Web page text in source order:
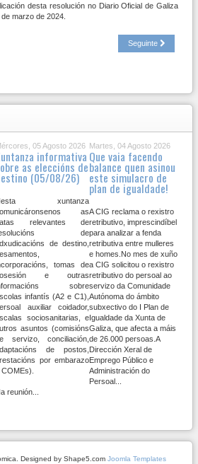
desta resolución no Diario Oficial de Galiza
marzo de 2024.
Seguinte
05 Agosto 2026
informativa
as eleccións de
(05/08/26)
xuntanza
as
relevantes de
de
de destino,
tomas de
e outras
sobre
infantís (A2 e C1),
auxiliar coidador,
sociosanitarias, e
asuntos (comisións
servizo, conciliación,
de postos,
por embarazo
reunión...
Martes, 04 Agosto 2026
Que vaia facendo
balance quen asinou
este simulacro de
plan de igualdade!
A CIG reclama o rexistro
retributivo, imprescindíbel
para analizar a fenda
retributiva entre mulleres
e homes.No mes de xuño
a CIG solicitou o rexistro
retributivo do persoal ao
servizo da Comunidade
Autónoma do ámbito
subxectivo do I Plan de
Igualdade da Xunta de
Galiza, que afecta a máis
de 26.000 persoas.A
Dirección Xeral de
Emprego Público e
Administración do
Persoal...
Designed by Shape5.com Joomla Templates